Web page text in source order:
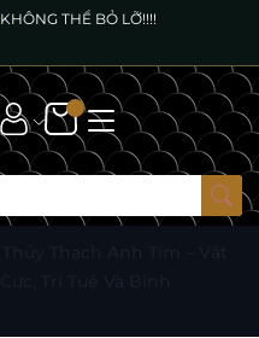
KHÔNG THỂ BỎ LỠ!!!!